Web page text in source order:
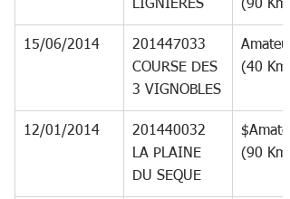
LIGNIERES
(90 Km)
15/06/2014
201447033
COURSE DES
3 VIGNOBLES
(40 Km)
12/01/2014
201440032
LA PLAINE
DU SEQUE
(90 Km)